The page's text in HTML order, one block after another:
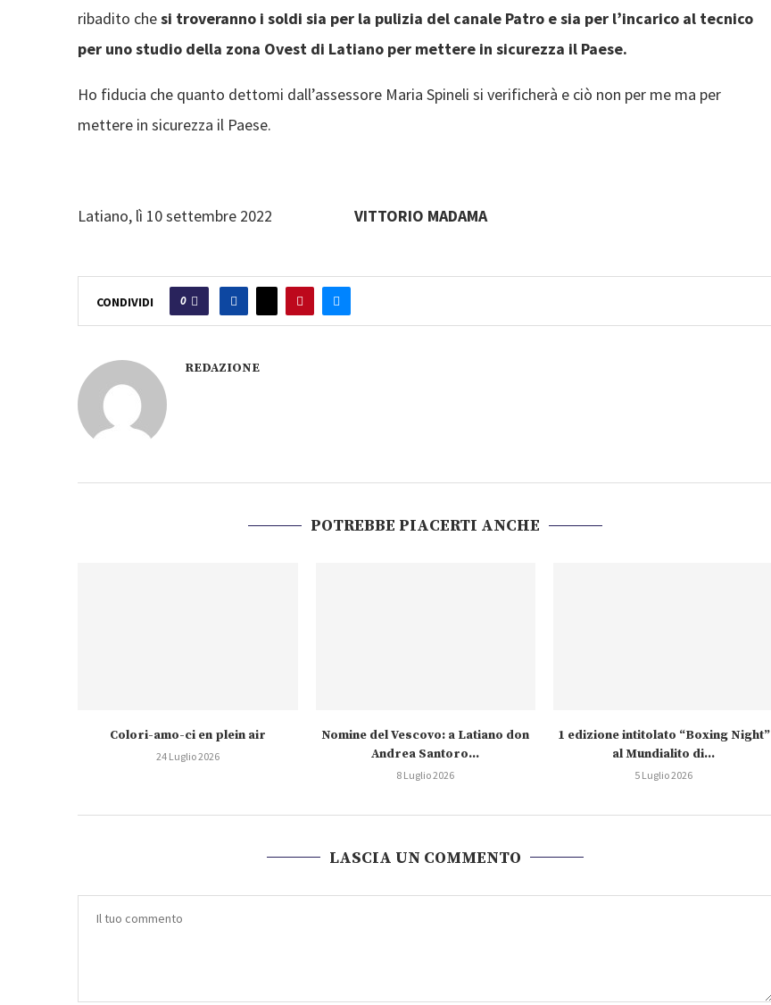
ribadito chesi troveranno i soldi sia per la pulizia del canale Patro e sia per l’incarico al tecnico
per uno studio della zona Ovest di Latiano per mettere in sicurezza il Paese.
Ho fiducia che quanto dettomi dall’assessore Maria Spineli si verificherà e ciò non per me ma per
mettere in sicurezza il Paese.
Latiano, lì 10 settembre 2022 VITTORIO MADAMA
CONDIVIDI 0
REDAZIONE
POTREBBE PIACERTI ANCHE
Colori-amo-ci en plein air
24 Luglio 2026
Nomine del Vescovo: a Latiano don
Andrea Santoro...
8 Luglio 2026
1 edizione intitolato “Boxing Night”
al Mundialito di...
5 Luglio 2026
LASCIA UN COMMENTO